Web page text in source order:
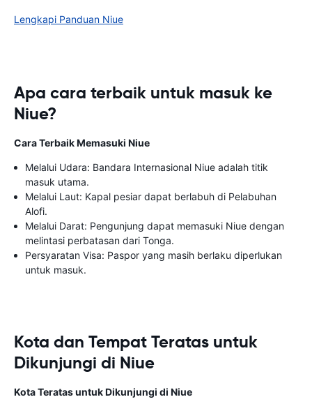
Lengkapi Panduan Niue
Apa cara terbaik untuk masuk ke
Niue?
Cara Terbaik Memasuki Niue
Melalui Udara: Bandara Internasional Niue adalah titik
masuk utama.
Melalui Laut: Kapal pesiar dapat berlabuh di Pelabuhan
Alofi.
Melalui Darat: Pengunjung dapat memasuki Niue dengan
melintasi perbatasan dari Tonga.
Persyaratan Visa: Paspor yang masih berlaku diperlukan
untuk masuk.
Kota dan Tempat Teratas untuk
Dikunjungi di Niue
Kota Teratas untuk Dikunjungi di Niue